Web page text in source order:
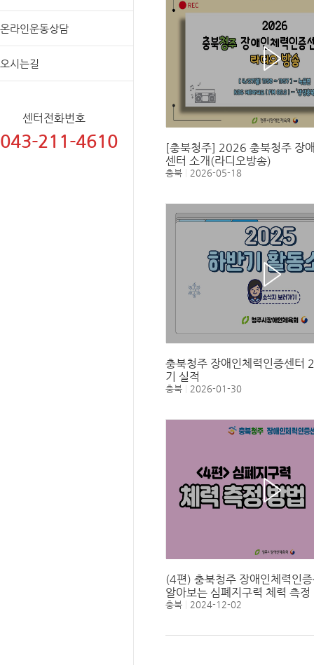
온라인운동상담
오시는길
센터전화번호
043-211-4610
[충북청주] 2026 충북청주 장
센터 소개(라디오방송)
충북 2026-05-18
충북청주 장애인체력인증센터
기 실적
충북 2026-01-30
(4편) 충북청주 장애인체력인
알아보는 심폐지구력 체력 측정
충북 2024-12-02